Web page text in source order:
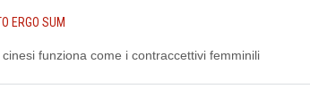
ERGO SUM
funziona come i contraccettivi femminili